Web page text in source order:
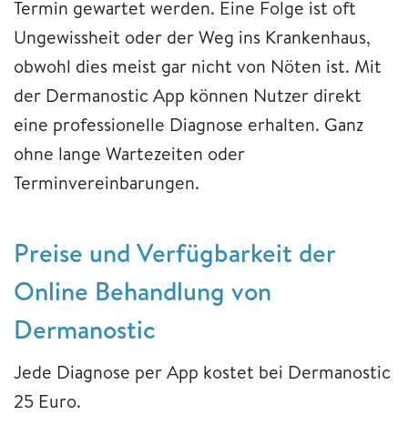
Termin gewartet werden. Eine Folge ist oft
Ungewissheit oder der Weg ins Krankenhaus,
obwohl dies meist gar nicht von Nöten ist. Mit
der Dermanostic App können Nutzer direkt
eine professionelle Diagnose erhalten. Ganz
ohne lange Wartezeiten oder
Terminvereinbarungen.
Preise und Verfügbarkeit der
Online Behandlung von
Dermanostic
Jede Diagnose per App kostet bei Dermanostic
25 Euro.